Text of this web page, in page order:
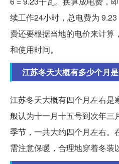
续工作24小时，总电费为
费还要根据当地的电价来计算
和使用时间。
江苏冬天大概有多少个月
江苏冬天大概有四个月左右是
般认为十一月十五号到次年三
季节，一共大约四个月左右。
需注意保暖，合理地穿着冬装